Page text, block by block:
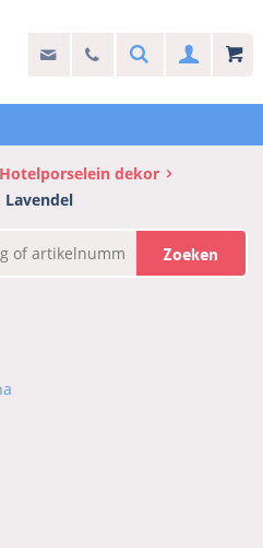
info@akb.nl
Stel uw vraag
030 69 50 814Search
Hotelporselein dekor
Lavendel
Zoeken